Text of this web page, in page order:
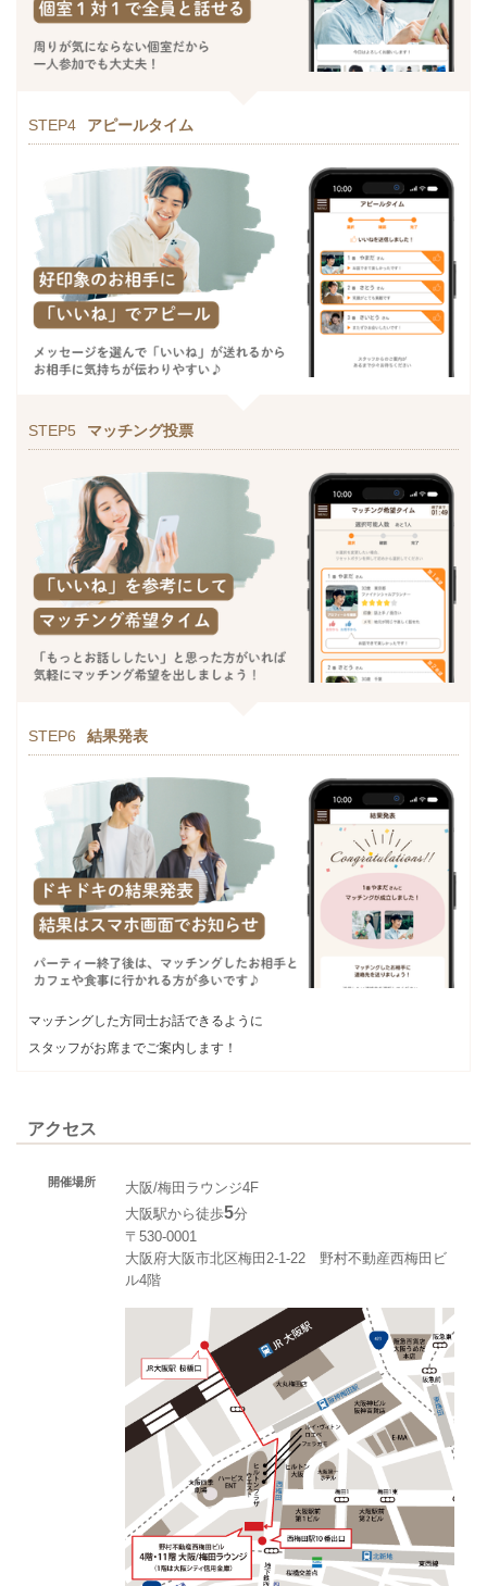
STEP4 アピールタイム
STEP5 マッチング投票
STEP6 結果発表
マッチングした方同士お話できるように
スタッフがお席までご案内します！
アクセス
開催場所
大阪/梅田ラウンジ4F
大阪駅から徒歩5分
〒530-0001
大阪府大阪市北区梅田2-1-22 野村不動産西梅田ビ
ル4階